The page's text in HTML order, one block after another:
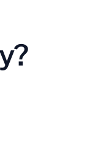
NO - Norsk bokmål